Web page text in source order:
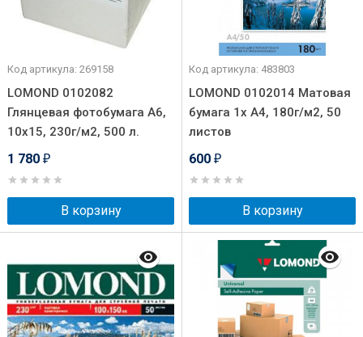
Код артикула: 269158
LOMOND 0102082
Глянцевая фотобумага A6,
10х15, 230г/м2, 500 л.
1 780 ₽
В корзину
Код артикула: 483803
LOMOND 0102014 Матовая
бумага 1х A4, 180г/м2, 50
листов
600 ₽
В корзину